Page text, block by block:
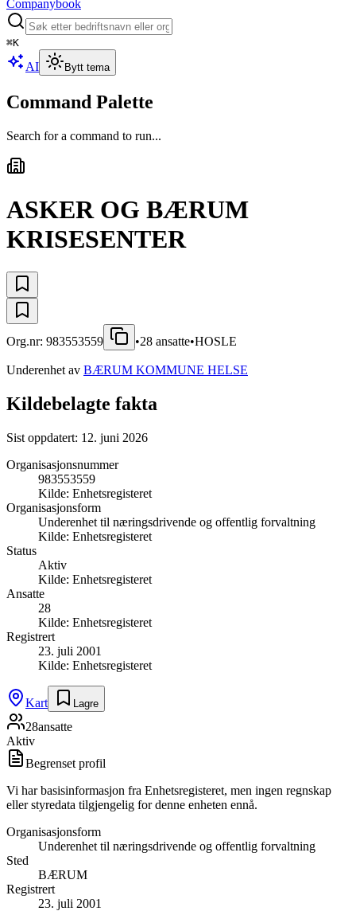
Companybook
⌘K
AI Bytt tema
Command Palette
Search for a command to run...
ASKER OG BÆRUM
KRISESENTER
Org.nr: 983553559 •28 ansatte•HOSLE
Underenhet av BÆRUM KOMMUNE HELSE
Kildebelagte fakta
Sist oppdatert: 12. juni 2026
Organisasjonsnummer
983553559
Kilde: Enhetsregisteret
Organisasjonsform
Underenhet til næringsdrivende og offentlig forvaltning
Kilde: Enhetsregisteret
Status
Aktiv
Kilde: Enhetsregisteret
Ansatte
28
Kilde: Enhetsregisteret
Registrert
23. juli 2001
Kilde: Enhetsregisteret
Kart Lagre
28ansatte
Aktiv
Begrenset profil
Vi har basisinformasjon fra Enhetsregisteret, men ingen regnskap
eller styredata tilgjengelig for denne enheten ennå.
Organisasjonsform
Underenhet til næringsdrivende og offentlig forvaltning
Sted
BÆRUM
Registrert
23. juli 2001